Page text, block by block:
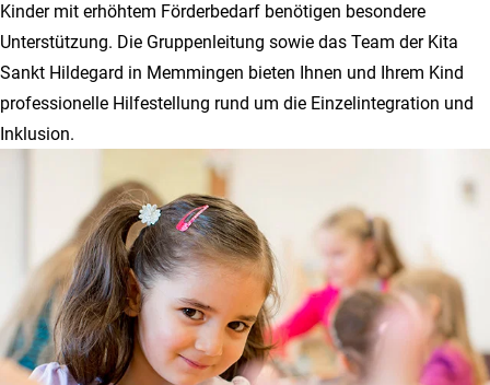
Kinder mit erhöhtem Förderbedarf benötigen besondere
Unterstützung. Die Gruppenleitung sowie das Team der Kita
Sankt Hildegard in Memmingen bieten Ihnen und Ihrem Kind
professionelle Hilfestellung rund um die Einzelintegration und
Inklusion.